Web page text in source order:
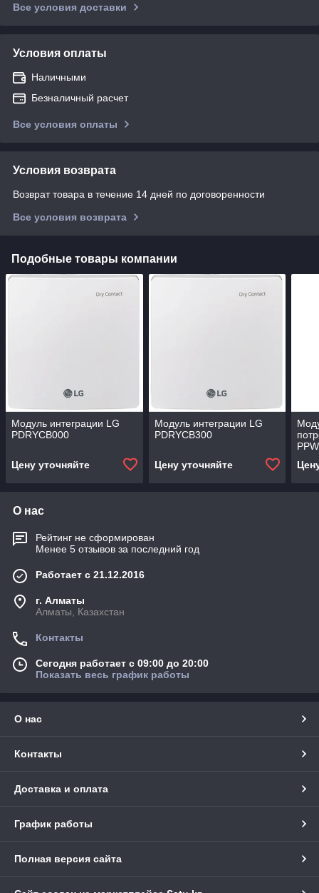
Все условия доставки
Условия оплаты
Наличными
Безналичный расчет
Все условия оплаты
Условия возврата
Возврат товара в течение 14 дней по договоренности
Все условия возврата
Подобные товары компании
Модуль интеграции LG
PDRYCB000
Цену уточняйте
Модуль интеграции LG
PDRYCB300
Цену уточняйте
О нас
Рейтинг не сформирован
Менее 5 отзывов за последний год
Работает с 21.12.2016
г. Алматы
Алматы, Казахстан
Контакты
Сегодня работает с 09:00 до 20:00
Показать весь график работы
О нас
Контакты
Доставка и оплата
График работы
Полная версия сайта